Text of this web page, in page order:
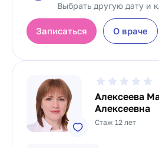
Выбрать другую дату и
Записаться О враче
Алексеева
Алексеевна
Стаж 12 лет